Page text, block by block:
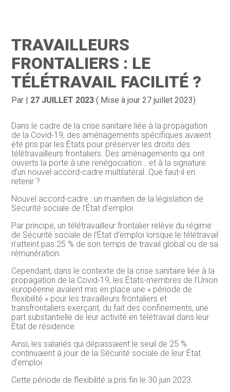
Gestion au quotidien
Financement & trésorerie
Pilotage d’entreprise
Compta
Social & RH
Juridique
Dématérialisation / collecte
TRAVAILLEURS
FRONTALIERS : LE
TÉLÉTRAVAIL FACILITÉ ?
Par | 27 JUILLET 2023 ( Mise à jour 27 juillet 2023)
Dans le cadre de la crise sanitaire liée à la propagation
de la Covid-19, des aménagements spécifiques avaient
été pris par les États pour préserver les droits des
télétravailleurs frontaliers. Des aménagements qui ont
ouverts la porte à une renégociation… et à la signature
d’un nouvel accord-cadre multilatéral. Que faut-il en
retenir ?
Nouvel accord-cadre : un maintien de la législation de
Sécurité sociale de l’État d’emploi
Par principe, un télétravailleur frontalier relève du régime
de Sécurité sociale de l’État d’emploi lorsque le télétravail
n’atteint pas 25 % de son temps de travail global ou de sa
rémunération.
Cependant, dans le contexte de la crise sanitaire liée à la
propagation de la Covid-19, les États-membres de l’Union
européenne avaient mis en place une « période de
flexibilité » pour les travailleurs frontaliers et
transfrontaliers exerçant, du fait des confinements, une
part substantielle de leur activité en télétravail dans leur
État de résidence.
Ainsi, les salariés qui dépassaient le seuil de 25 %
continuaient à jouir de la Sécurité sociale de leur État
d’emploi.
Cette période de flexibilité a pris fin le 30 juin 2023.